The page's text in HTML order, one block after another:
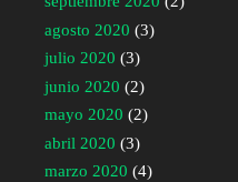
agosto 2020 (3)
julio 2020 (3)
junio 2020 (2)
mayo 2020 (2)
abril 2020 (3)
marzo 2020 (4)